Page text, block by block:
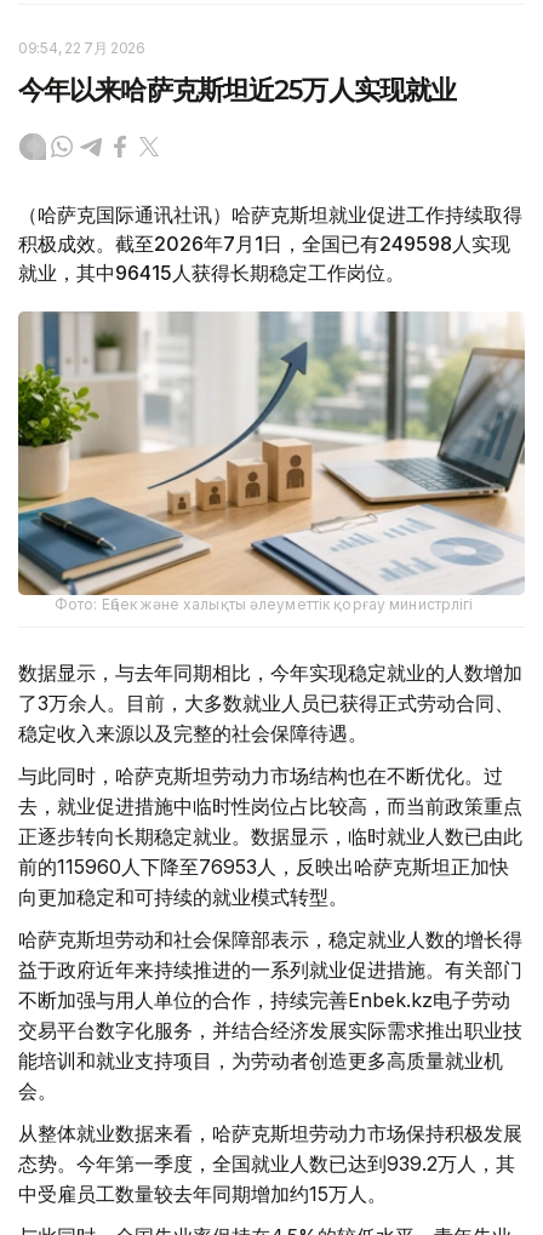
09:54, 22 7月 2026
今年以来哈萨克斯坦近25万人实现就业
（哈萨克国际通讯社讯）哈萨克斯坦就业促进工作持续取得
积极成效。截至2026年7月1日，全国已有249598人实现
就业，其中96415人获得长期稳定工作岗位。
Фото: Еңбек және халықты әлеуметтік қорғау министрлігі
数据显示，与去年同期相比，今年实现稳定就业的人数增加
了3万余人。目前，大多数就业人员已获得正式劳动合同、
稳定收入来源以及完整的社会保障待遇。
与此同时，哈萨克斯坦劳动力市场结构也在不断优化。过
去，就业促进措施中临时性岗位占比较高，而当前政策重点
正逐步转向长期稳定就业。数据显示，临时就业人数已由此
前的115960人下降至76953人，反映出哈萨克斯坦正加快
向更加稳定和可持续的就业模式转型。
哈萨克斯坦劳动和社会保障部表示，稳定就业人数的增长得
益于政府近年来持续推进的一系列就业促进措施。有关部门
不断加强与用人单位的合作，持续完善Enbek.kz电子劳动
交易平台数字化服务，并结合经济发展实际需求推出职业技
能培训和就业支持项目，为劳动者创造更多高质量就业机
会。
从整体就业数据来看，哈萨克斯坦劳动力市场保持积极发展
态势。今年第一季度，全国就业人数已达到939.2万人，其
中受雇员工数量较去年同期增加约15万人。